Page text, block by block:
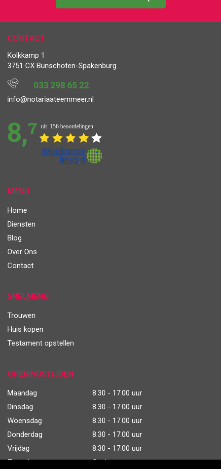
CONTACT
Kolkkamp 1
3751 CX Bunschoten-Spakenburg
033 298 65 22
info@notariaateemmeer.nl
MENU
Home
Diensten
Blog
Over Ons
Contact
SNELMENU
Trouwen
Huis kopen
Testament opstellen
OPENINGSTIJDEN
Maandag
8.30 - 17.00 uur
Dinsdag
8.30 - 17.00 uur
Woensdag
8.30 - 17.00 uur
Donderdag
8.30 - 17.00 uur
Vrijdag
8.30 - 17.00 uur
Zaterdag
Gesloten